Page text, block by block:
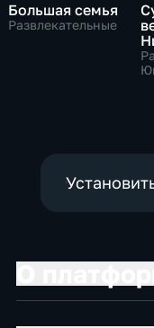
Большая семья
Развлекательные